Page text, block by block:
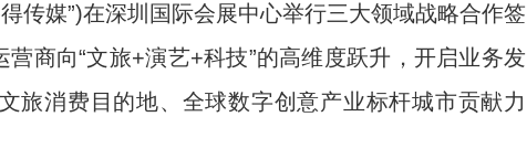
传媒”)在深圳国际会展中心举行三大领域战略合作签
商向“文旅+演艺+科技”的高维度跃升，开启业务发
旅消费目的地、全球数字创意产业标杆城市贡献力